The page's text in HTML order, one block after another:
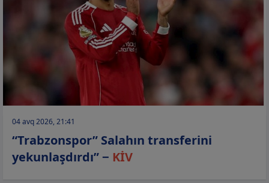
04 avq 2026, 21:41
“Trabzonspor” Salahın transferini
yekunlaşdırdı” − KİV